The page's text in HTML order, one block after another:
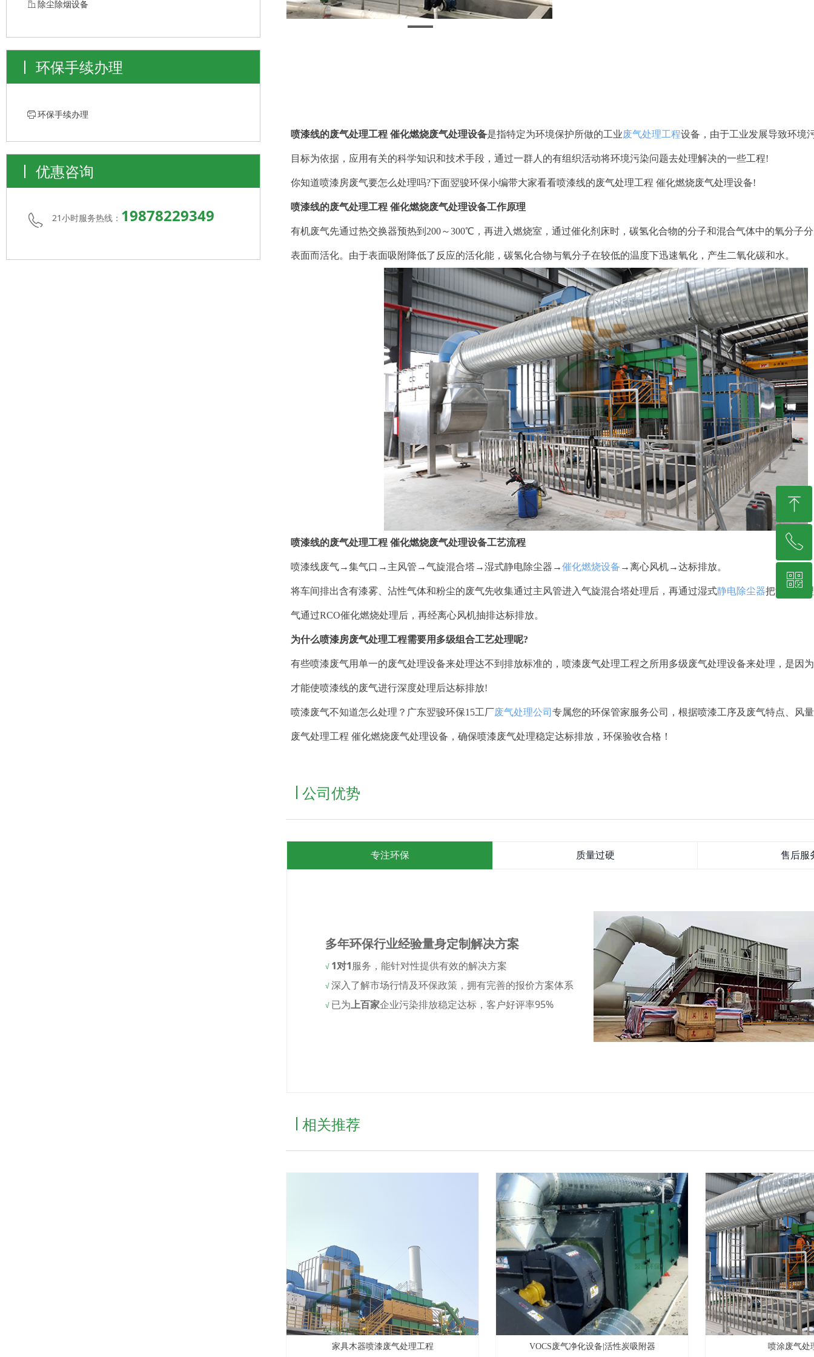
喷漆线的废气处理工程 催化燃烧废气处理设备是指特定为环境保护所做的工业废气处理工程设备，由于工业发展导致环境
目标为依据，应用有关的科学知识和技术手段，通过一群人的有组织活动将环境污染问题去处理解决的一些工程!
你知道喷漆房废气要怎么处理吗?下面翌骏环保小编带大家看看喷漆线的废气处理工程 催化燃烧废气处理设备!
喷漆线的废气处理工程 催化燃烧废气处理设备工作原理
有机废气先通过热交换器预热到200～300℃，再进入燃烧室，通过催化剂床时，碳氢化合物的分子和混合气体中的氧分子
表面而活化。由于表面吸附降低了反应的活化能，碳氢化合物与氧分子在较低的温度下迅速氧化，产生二氧化碳和水。
喷漆线的废气处理工程 催化燃烧废气处理设备工艺流程
喷漆线废气→集气口→主风管→气旋混合塔→湿式静电除尘器→催化燃烧设备 →离心风机→达标排放。
将车间排出含有漆雾、沾性气体和粉尘的废气先收集通过主风管进入气旋混合塔处理后，再通过湿式静电除尘器把漆渣清
气通过RCO催化燃烧处理后，再经离心风机抽排达标排放。
为什么喷漆房废气处理工程需要用多级组合工艺处理呢?
有些喷漆废气用单一的废气处理设备来处理达不到排放标准的，喷漆废气处理工程之所用多级废气处理设备来处理，是因
才能使喷漆线的废气进行深度处理后达标排放!
喷漆废气不知道怎么处理？广东翌骏环保15工厂废气处理公司 专属您的环保管家服务公司，根据喷漆工序及废气特点、风
废气处理工程 催化燃烧废气处理设备，确保喷漆废气处理稳定达标排放，环保验收合格！
优惠咨询
21小时服务热线： 19878229349
ꀶ 除尘除烟设备
环保手续办理
ꁧ 环保手续办理
家具木器喷漆废气处理工程 VOCS废气净化设备|活性炭吸附器 喷涂废气处
公司优势
专注环保 质量过硬 售后服
多年环保行业经验量身定制解决方案
√ 1对1服务，能针对性提供有效的解决方案
√深入了解市场行情及环保政策，拥有完善的报价方案体系
√ 已为上百家企业污染排放稳定达标，客户好评率95%
相关推荐
ꁸ
回到顶部
ꂅ
19878229349
ꀥ